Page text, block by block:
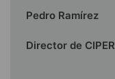
Pedro Ramírez
Director de CIPER